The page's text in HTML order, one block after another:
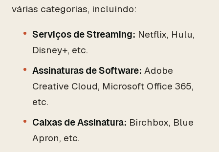
várias categorias, incluindo:
Serviços de Streaming: Netflix, Hulu,
Disney+, etc.
Assinaturas de Software: Adobe
Creative Cloud, Microsoft Office 365,
etc.
Caixas de Assinatura: Birchbox, Blue
Apron, etc.